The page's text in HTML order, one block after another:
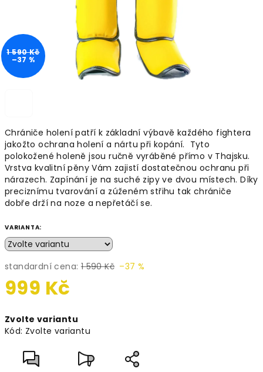
Chrániče holení patří k základní výbavě každého fightera
jakožto ochrana holení a nártu při kopání. Tyto
polokožené holeně jsou ručně vyráběné přímo v Thajsku.
Vrstva kvalitní pěny Vám zajistí dostatečnou ochranu při
nárazech. Zapínání je na suché zipy ve dvou místech. Díky
preciznímu tvarování a zúženém střihu tak chrániče
dobře drží na noze a nepřetáčí se.
VARIANTA:
standardní cena: 1 590 Kč –37 %
999 Kč
cena:
Zvolte variantu
Kód: Zvolte variantu
1 590 Kč
–37 %